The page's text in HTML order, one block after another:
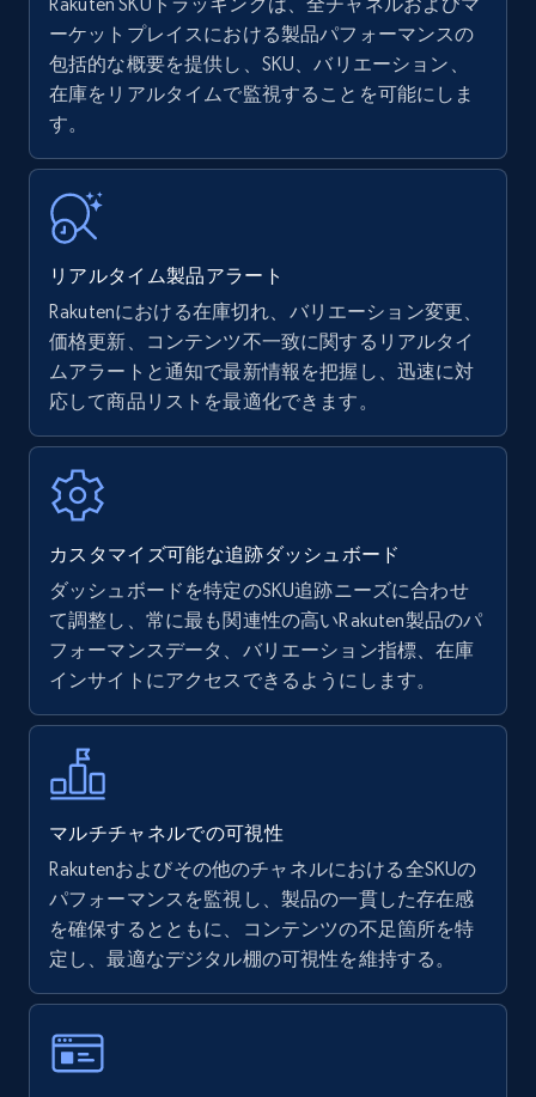
Amazon products - find products by using
upc numbers
Title, Seller name, Brand, Description, Initial
price, Currency, Availability, Reviews count, and
Amazon Reviews
URL, Product name, Product rating, Product
Author name, Asin, and more.
7.4K+
Walmart - products
URL, Final price, Sku, Currency, Gtin,
more.
5.6K+
Walmart - products - Find new products by
using specific category URL
URL, Final price, Sku, Currency, Gtin,
Specifications, Image urls, Top reviews, and
more.
ーケットプレイスにおける製品パフォーマンスの
包括的な概要を提供し、SKU、バリエーション、
在庫をリアルタイムで監視することを可能にしま
す。
リアルタイム製品アラート
Rakutenにおける在庫切れ、バリエーション変更、
価格更新、コンテンツ不一致に関するリアルタイ
ムアラートと通知で最新情報を把握し、迅速に対
応して商品リストを最適化できます。
カスタマイズ可能な追跡ダッシュボード
ダッシュボードを特定のSKU追跡ニーズに合わせ
て調整し、常に最も関連性の高いRakuten製品のパ
フォーマンスデータ、バリエーション指標、在庫
インサイトにアクセスできるようにします。
マルチチャネルでの可視性
Rakutenおよびその他のチャネルにおける全SKUの
パフォーマンスを監視し、製品の一貫した存在感
を確保するとともに、コンテンツの不足箇所を特
定し、最適なデジタル棚の可視性を維持する。